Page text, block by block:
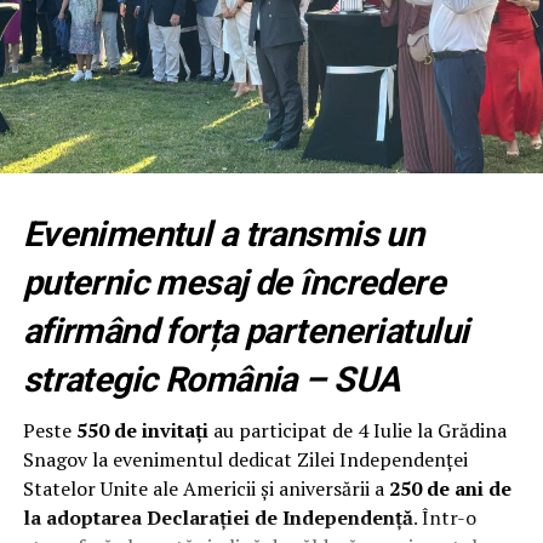
Nouă luni pentru transformarea
organizației
Fundația Națională a Tinerilor Manageri (FNTM)
organizează noua serie RPEP, un program construit
Quality Award, cu sprijinul RePatriot pentru atragerea
unor executivi români cu experiență internațională.
Programul începe cu un modul intensiv desfășurat la
București, urmat de opt luni de implementare și
mentorat. Participanții aplică metodologia direct în
propria organizație, își evaluează procesele, identifică
punctele forte și ariile de îmbunătățire și construiesc un
plan concret de creștere a performanței.
Programul se adresează directorilor generali,
Evenimentul a transmis un
puternic mesaj de încredere
afirmând forța parteneriatului
strategic România – SUA
Peste 550 de invitațiau participat de 4 Iulie la Grădina
Snagov la evenimentul dedicat Zilei Independenței
Statelor Unite ale Americii și aniversării a 250 de ani de
la adoptarea Declarației de Independență. Într-o